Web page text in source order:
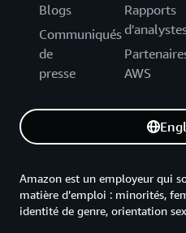
Blogs
Communiqués
de
presse
Rapports
AWS
Amazon est un employeur qui
matière d’emploi : minorités,
identité de genre, orientation